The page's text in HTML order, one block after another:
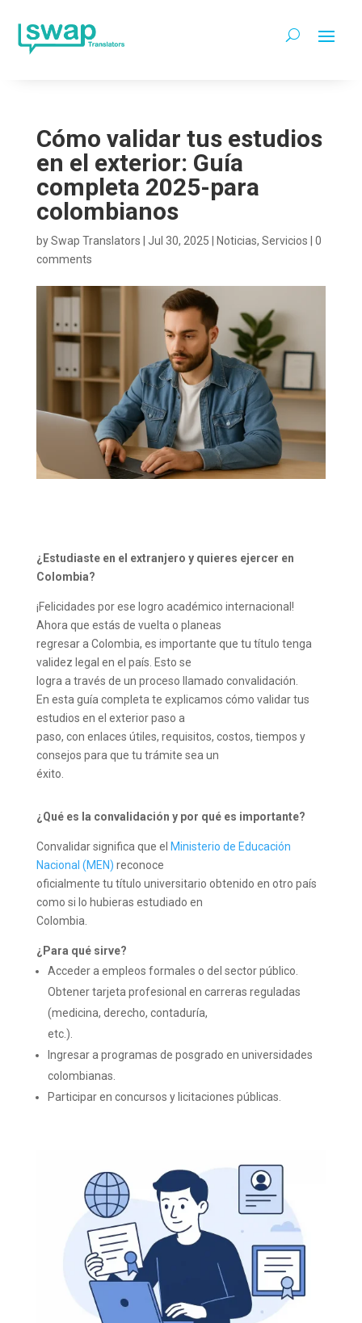
Cómo validar tus estudios
en el exterior: Guía
completa 2025-para
colombianos
bySwap Translators Jul 30, 2025 Noticias, Servicios
0
comments
¿Estudiaste en el extranjero y quieres ejercer en
Colombia?
¡Felicidades por ese logro académico internacional!
Ahora que estás de vuelta o planeas
regresar a Colombia, es importante que tu título tenga
validez legal en el país. Esto se
logra a través de un proceso llamado convalidación.
En esta guía completa te explicamos cómo validar tus
estudios en el exterior paso a
paso, con enlaces útiles, requisitos, costos, tiempos y
consejos para que tu trámite sea un
éxito.
¿Qué es la convalidación y por qué es importante?
Convalidar significa que el Ministerio de Educación
Nacional (MEN) reconoce
oficialmente tu título universitario obtenido en otro país
como si lo hubieras estudiado en
Colombia.
¿Para qué sirve?
Acceder a empleos formales o del sector público.
Obtener tarjeta profesional en carreras reguladas
(medicina, derecho, contaduría,
etc.).
Ingresar a programas de posgrado en universidades
colombianas.
Participar en concursos y licitaciones públicas.